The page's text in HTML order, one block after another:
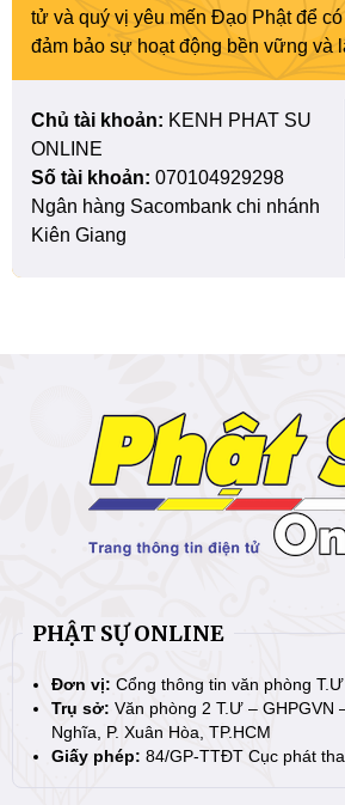
tử và quý vị yêu mến Đạo Phật để
đảm bảo sự hoạt động bền vững và
Chủ tài khoản: KENH PHAT SU
ONLINE
Số tài khoản: 070104929298
Ngân hàng Sacombank chi nhánh
Kiên Giang
PHẬT SỰ ONLINE
Đơn vị: Cổng thông tin văn phòng
Trụ sở: Văn phòng 2 T.Ư – GHPGVN
Nghĩa, P. Xuân Hòa, TP.HCM
Giấy phép: 84/GP-TTĐT Cục phát